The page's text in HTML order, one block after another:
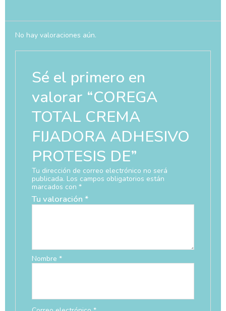
No hay valoraciones aún.
Sé el primero en
valorar “COREGA
TOTAL CREMA
FIJADORA ADHESIVO
PROTESIS DE”
Tu dirección de correo electrónico no será
publicada. Los campos obligatorios están
marcados con *
Tu valoración *
Nombre *